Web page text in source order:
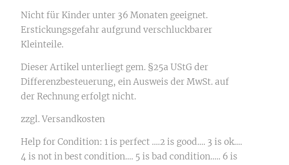
Nicht für Kinder unter 36 Monaten geeignet.
Erstickungsgefahr aufgrund verschluckbarer
Kleinteile.
Dieser Artikel unterliegt gem. §25a UStG der
Differenzbesteuerung, ein Ausweis der MwSt. auf
der Rechnung erfolgt nicht.
zzgl. Versandkosten
Help for Condition: 1 is perfect ....2 is good.... 3 is ok....
4 is not in best condition.... 5 is bad condition..... 6 is